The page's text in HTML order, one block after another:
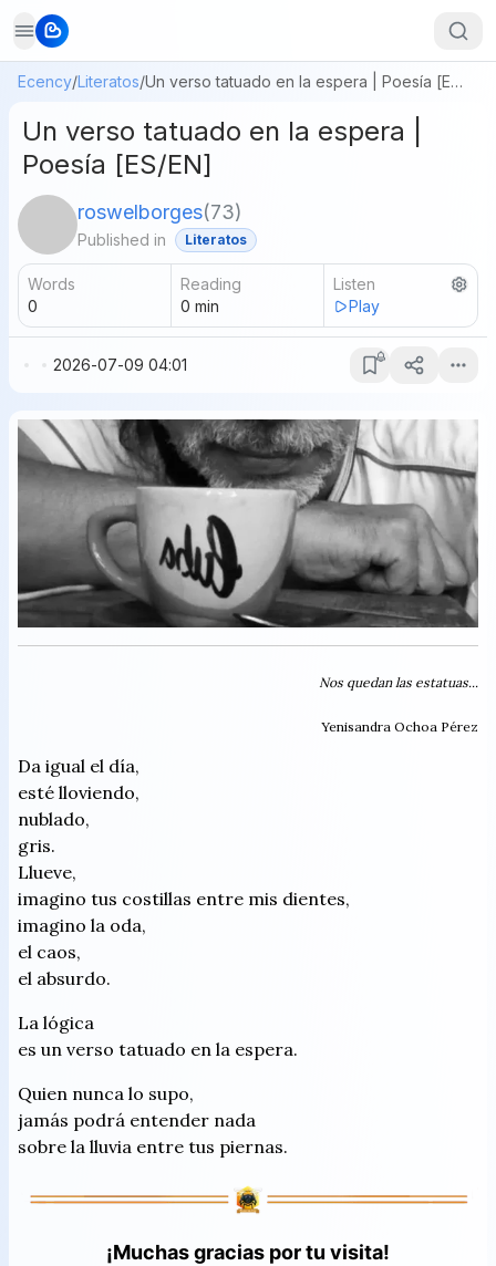
Ecency/Literatos/ Un verso tatuado en la espera | Poesía [ES/EN]
Un verso tatuado en la espera |
Poesía [ES/EN]
roswelborges(73)
Published in Literatos
Words
0
Reading
0 min
Listen
Play
2026-07-09 04:01
Nos quedan las estatuas...
Yenisandra Ochoa Pérez
Da igual el día,
esté lloviendo,
nublado,
gris.
Llueve,
imagino tus costillas entre mis dientes,
imagino la oda,
el caos,
el absurdo.
La lógica
es un verso tatuado en la espera.
Quien nunca lo supo,
jamás podrá entender nada
sobre la lluvia entre tus piernas.
¡Muchas gracias por tu visita!